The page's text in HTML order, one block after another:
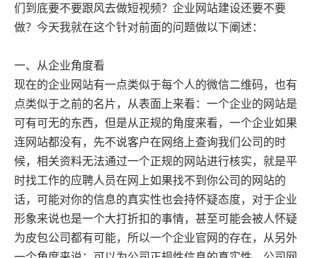
们到底要不要跟风去做短视频？企业网站建设还要不要
做？今天我就在这个针对前面的问题做以下阐述：
一、从企业角度看
现在的企业网站有一点类似于每个人的微信二维码，也有
点类似于之前的名片，从表面上来看：一个企业的网站是
可有可无的东西，但是从正规的角度来看，一个企业如果
连网站都没有，先不说客户在网络上查询我们公司的时
候，相关资料无法通过一个正规的网站进行核实，就是平
时找工作的应聘人员在网上如果找不到你公司的网站的
话，可能对你的信息的真实性也会持怀疑态度，对于企业
形象来说也是一个大打折扣的事情，甚至可能会被人怀疑
为皮包公司都有可能，所以一个企业官网的存在，从另外